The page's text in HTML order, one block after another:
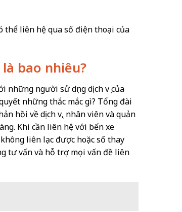
thể liên hệ qua số điện thoại của
bao nhiêu?
người sử dụng dịch vụ của
những thắc mắc gì? Tổng đài
hồi về dịch vụ, nhân viên và quản
Khi cần liên hệ với bến xe
liên lạc được hoặc số thay
tư vấn và hỗ trợ mọi vấn đề liên